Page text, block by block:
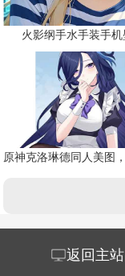
火影纲手水手装手机
返回主站